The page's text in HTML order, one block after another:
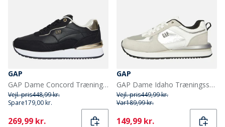
GAP
GAP Dame Concord Træningssko Black Gold
Vejl. pris448,99 kr.
Spare179,00 kr.
Current
269,99 kr.
GAP
GAP Dame Idaho Træningssko Hvid
Vejl. pris449,99 kr.
Var189,99 kr.
Current
149,99 kr.